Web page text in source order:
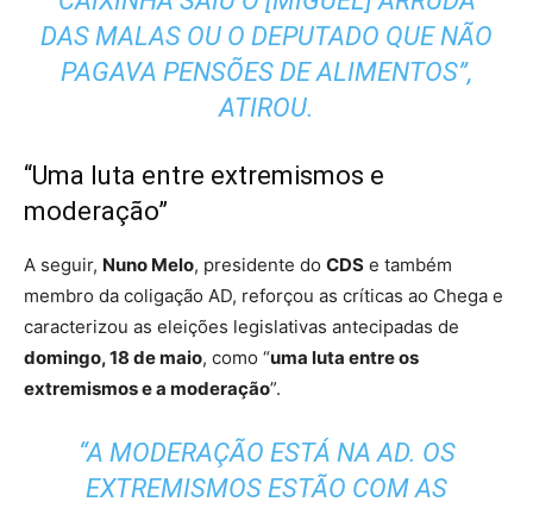
DAS MALAS OU O DEPUTADO QUE NÃO
PAGAVA PENSÕES DE ALIMENTOS”,
ATIROU.
“Uma luta entre extremismos e
moderação”
A seguir, Nuno Melo, presidente do CDS e também
membro da coligação AD, reforçou as críticas ao Chega e
caracterizou as eleições legislativas antecipadas de
domingo, 18 de maio, como “uma luta entre os
extremismos e a moderação”.
“A MODERAÇÃO ESTÁ NA AD. OS
EXTREMISMOS ESTÃO COM AS